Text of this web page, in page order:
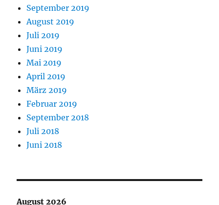
September 2019
August 2019
Juli 2019
Juni 2019
Mai 2019
April 2019
März 2019
Februar 2019
September 2018
Juli 2018
Juni 2018
August 2026